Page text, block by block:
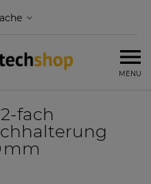
MENU
fach
mm